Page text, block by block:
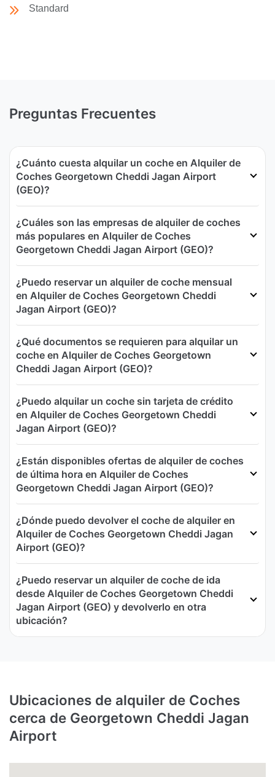
Standard
Preguntas Frecuentes
¿Cuánto cuesta alquilar un coche en Alquiler de
Coches Georgetown Cheddi Jagan Airport
(GEO)?
¿Cuáles son las empresas de alquiler de coches
más populares en Alquiler de Coches
Georgetown Cheddi Jagan Airport (GEO)?
¿Puedo reservar un alquiler de coche mensual
en Alquiler de Coches Georgetown Cheddi
Jagan Airport (GEO)?
¿Qué documentos se requieren para alquilar un
coche en Alquiler de Coches Georgetown
Cheddi Jagan Airport (GEO)?
¿Puedo alquilar un coche sin tarjeta de crédito
en Alquiler de Coches Georgetown Cheddi
Jagan Airport (GEO)?
¿Están disponibles ofertas de alquiler de coches
de última hora en Alquiler de Coches
Georgetown Cheddi Jagan Airport (GEO)?
¿Dónde puedo devolver el coche de alquiler en
Alquiler de Coches Georgetown Cheddi Jagan
Airport (GEO)?
¿Puedo reservar un alquiler de coche de ida
desde Alquiler de Coches Georgetown Cheddi
Jagan Airport (GEO) y devolverlo en otra
ubicación?
Ubicaciones de alquiler de Coches
cerca de Georgetown Cheddi Jagan
Airport